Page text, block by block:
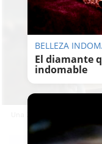
BELLEZA
El diamante
indomable